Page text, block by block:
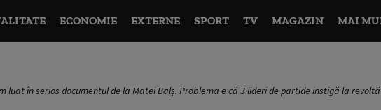
ECONOMIE EXTERNE SPORT TV MAGAZIN MAI
luat în serios documentul de la Matei Balș. Problema e că 3 lideri de partide instigă la